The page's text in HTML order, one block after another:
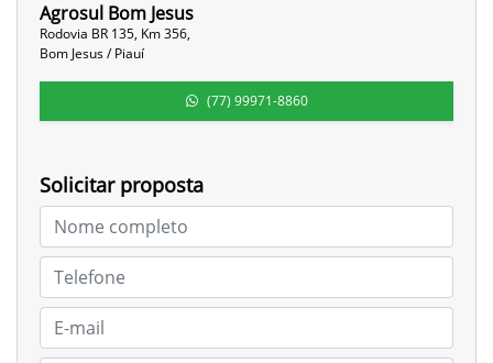
Agrosul Bom Jesus
Rodovia BR 135, Km 356,
Bom Jesus / Piauí
(77) 99971-8860
Solicitar proposta